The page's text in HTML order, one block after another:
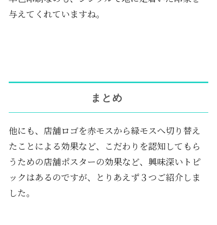
与えてくれていますね。
まとめ
他にも、店舗ロゴを赤モスから緑モスへ切り替え
たことによる効果など、こだわりを認知してもら
うための店舗ポスターの効果など、興味深いトピ
ックはあるのですが、とりあえず３つご紹介しま
した。